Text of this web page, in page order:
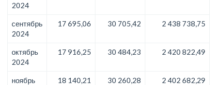
2024
сентябрь
2024
17 695,06 30 705,42 2 438 738,75
октябрь
2024
17 916,25 30 484,23 2 420 822,49
ноябрь
18 140,21 30 260,28 2 402 682,29